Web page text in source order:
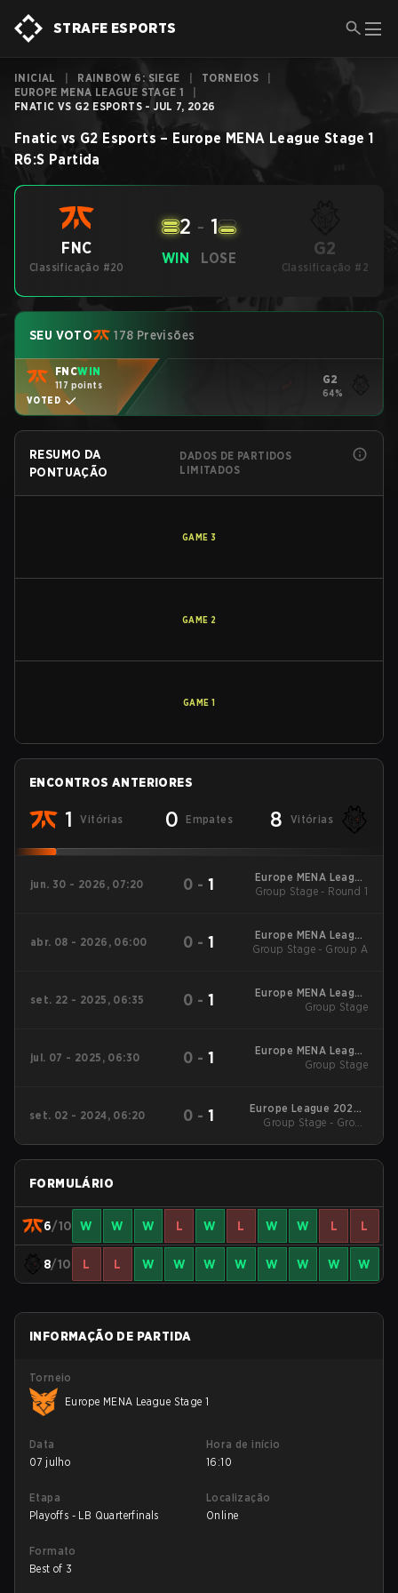
STRAFE ESPORTS
INICIAL RAINBOW 6: SIEGE TORNEIOS
EUROPE MENA LEAGUE STAGE 1
FNATIC VS G2 ESPORTS - JUL 7, 2026
Fnatic vs G2 Esports – Europe MENA League Stage 1
R6:S Partida
FNC
Classificação #20
WIN
2 - 1
LOSE G2
Classificação #2
SEU VOTO 178 Previsões
FNCWIN
117 points
VOTED
G2
64%
RESUMO DA
PONTUAÇÃO
DADOS DE PARTIDOS
LIMITADOS
GAME 3
GAME 2
GAME 1
ENCONTROS ANTERIORES
1 Vitórias 0 Empates 8 Vitórias
jun. 30 - 2026, 07:20 0 -1
Europe MENA League
Stage 1
Group Stage - Round 1
abr. 08 - 2026, 06:00 0 -1
Europe MENA League
- Europe MENA
Group Stage - Group A
set. 22 - 2025, 06:35 0 -1
Europe MENA League
2025 - Stage 2
Group Stage
jul. 07 - 2025, 06:30 0 -1
Europe MENA League
2025 - Stage 1
Group Stage
set. 02 - 2024, 06:20 0 -1
Europe League 2024 -
Stage 2
Group Stage - Group
FORMULÁRIO
6/10 W W W L W L W W L L
8/10 L L W W W W W W W W
INFORMAÇÃO DE PARTIDA
Torneio
Europe MENA League Stage 1
Data
07 julho
Hora de início
16:10
Etapa
Playoffs - LB Quarterfinals
Localização
Online
Formato
Best of 3